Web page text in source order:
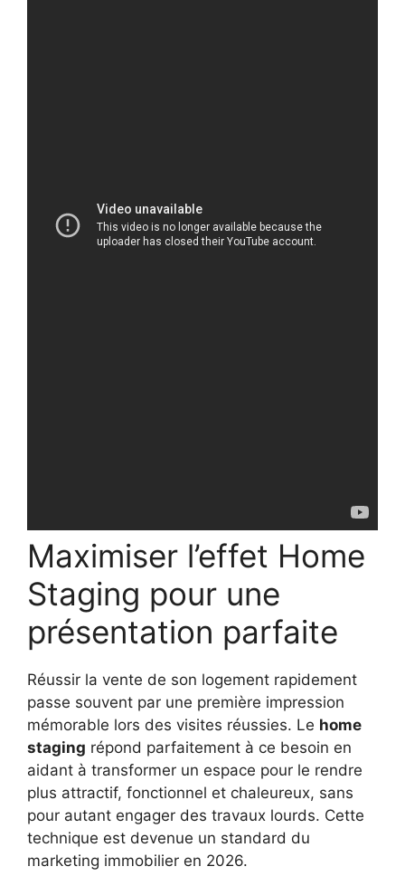
Maximiser l’effet Home
Staging pour une
présentation parfaite
Réussir la vente de son logement rapidement
passe souvent par une première impression
mémorable lors des visites réussies. Le home
staging répond parfaitement à ce besoin en
aidant à transformer un espace pour le rendre
plus attractif, fonctionnel et chaleureux, sans
pour autant engager des travaux lourds. Cette
technique est devenue un standard du
marketing immobilier en 2026.